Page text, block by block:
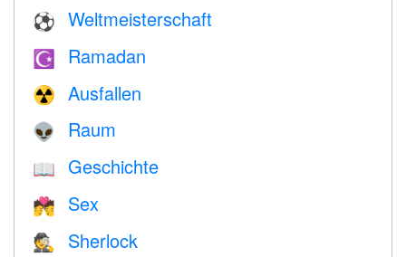
⚽ Weltmeisterschaft
☪️ Ramadan
☢️ Ausfallen
👽 Raum
📖 Geschichte
💏 Sex
🕵️ Sherlock